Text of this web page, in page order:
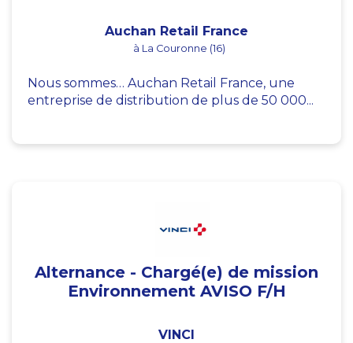
Auchan Retail France
à La Couronne (16)
Nous sommes… Auchan Retail France, une
entreprise de distribution de plus de 50 000...
Alternance - Chargé(e) de mission
Environnement AVISO F/H
VINCI